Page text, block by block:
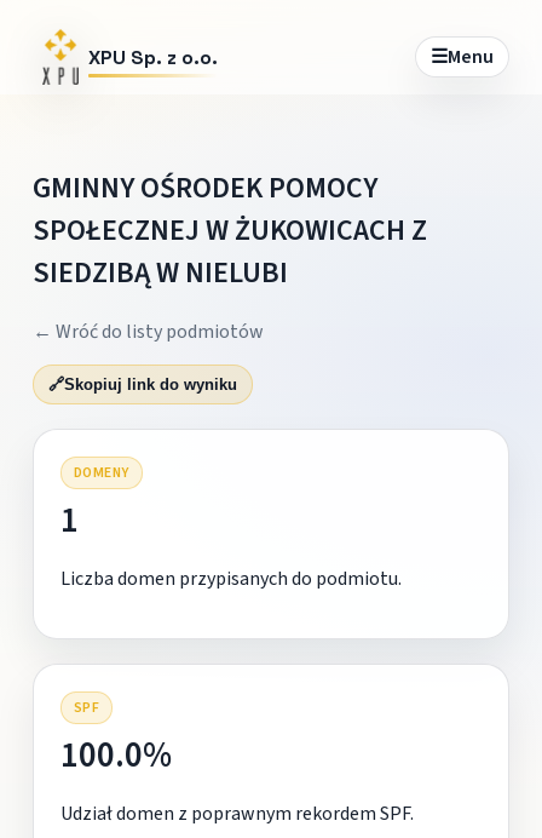
XPU Sp. z o.o. ☰Menu
GMINNY OŚRODEK POMOCY
SPOŁECZNEJ W ŻUKOWICACH Z
SIEDZIBĄ W NIELUBI
← Wróć do listy podmiotów
🔗Skopiuj link do wyniku
DOMENY
1
Liczba domen przypisanych do podmiotu.
SPF
100.0%
Udział domen z poprawnym rekordem SPF.